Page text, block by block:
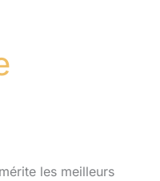
les meilleurs